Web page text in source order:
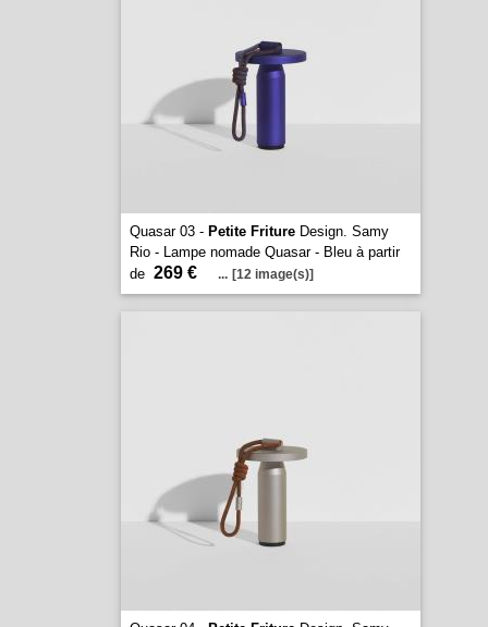
Quasar 03 - Petite FritureDesign. Samy
Rio - Lampe nomade Quasar - Bleu à partir
de 269 € ... [12 image(s)]